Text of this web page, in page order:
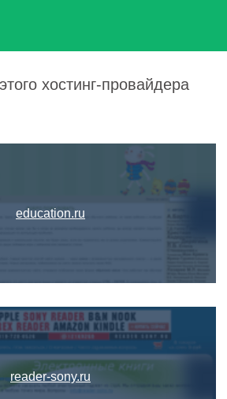
хостинг-провайдера
education.ru
reader-sony.ru